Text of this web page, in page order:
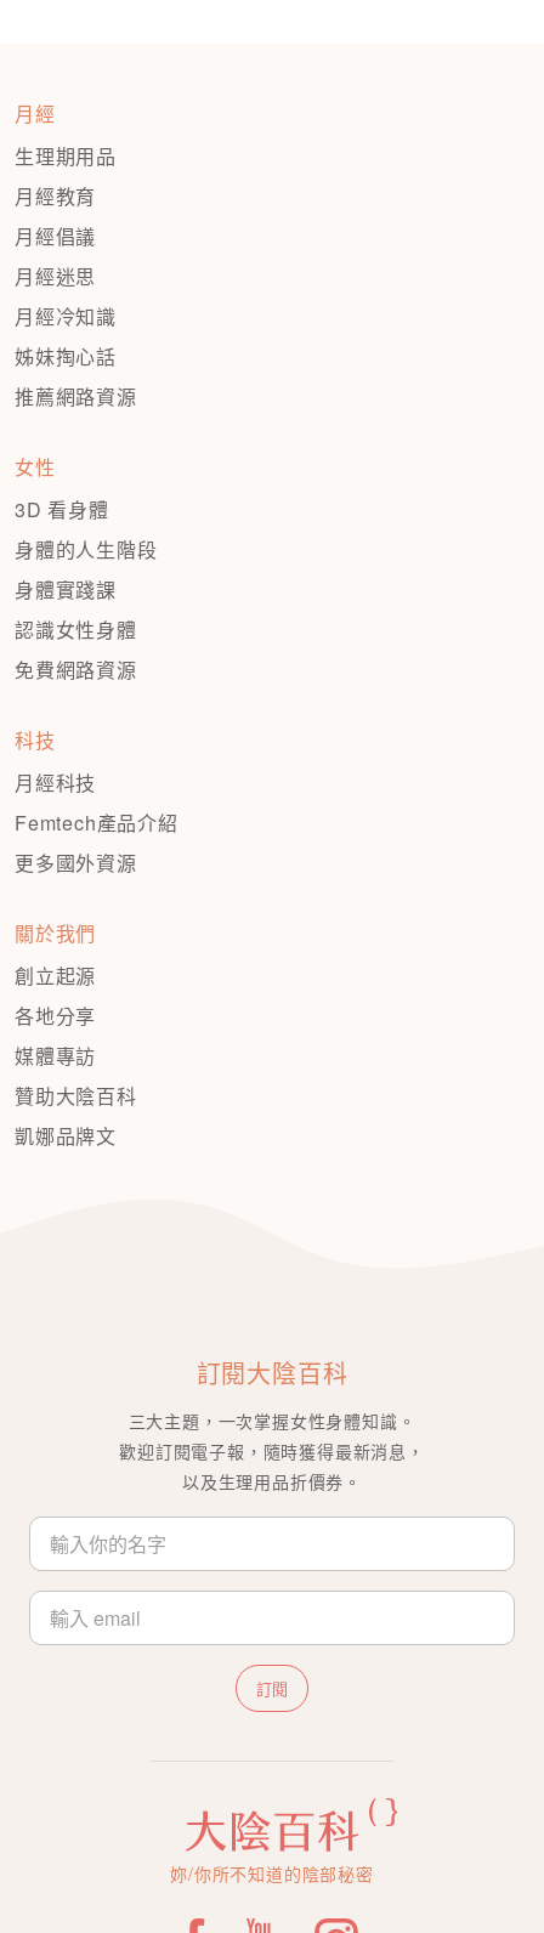
月經
生理期用品
月經教育
月經倡議
月經迷思
月經冷知識
姊妹掏心話
推薦網路資源
女性
3D 看身體
身體的人生階段
身體實踐課
認識女性身體
免費網路資源
科技
月經科技
Femtech產品介紹
更多國外資源
關於我們
創立起源
各地分享
媒體專訪
贊助大陰百科
凱娜品牌文
訂閱大陰百科
三大主題，一次掌握女性身體知識。
歡迎訂閱電子報，隨時獲得最新消息，
以及生理用品折價券。
訂閱
妳/你所不知道的陰部秘密